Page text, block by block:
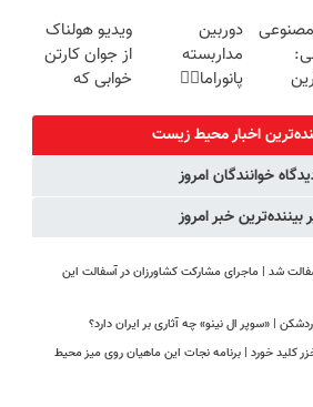
+
درب
رایگان "
مقاوم |
قسطی
دوربین
مداربسته
پانوراما👈🏻
360°و سازگار با
اندروید و ios
ویدیو هولناک
از جوان کارتن
خوابی که
اخبار محیط زیست
خوانندگان امروز
بیننده‌ترین خبر امروز
شد | ماجرای مشارکت کشاورزان در آسفالت این
| «سوپر ال‌ نینو» چه آثاری بر ایران دارد؟
کلید خورد | برنامه نجات این ماهیان روی میز محیط